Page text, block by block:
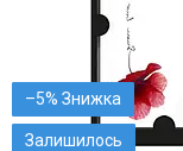
–5%
Залишилось